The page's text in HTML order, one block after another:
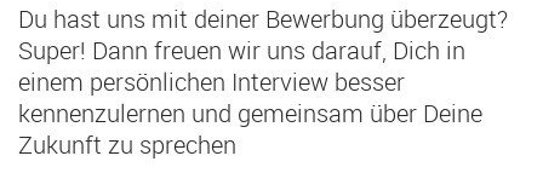
Du hast uns mit deiner Bewerbung überzeugt?
Super! Dann freuen wir uns darauf, Dich in
einem persönlichen Interview besser
kennenzulernen und gemeinsam über Deine
Zukunft zu sprechen